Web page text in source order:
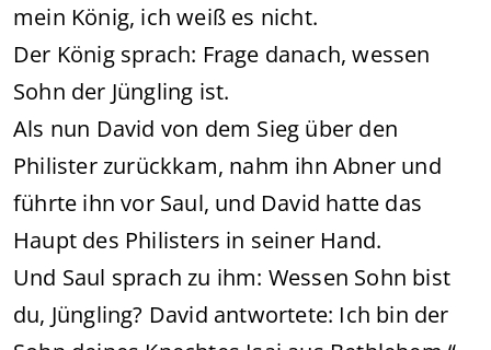
mein König, ich weiß es nicht.
Der König sprach: Frage danach, wessen
Sohn der Jüngling ist.
Als nun David von dem Sieg über den
Philister zurückkam, nahm ihn Abner und
führte ihn vor Saul, und David hatte das
Haupt des Philisters in seiner Hand.
Und Saul sprach zu ihm: Wessen Sohn bist
du, Jüngling? David antwortete: Ich bin der